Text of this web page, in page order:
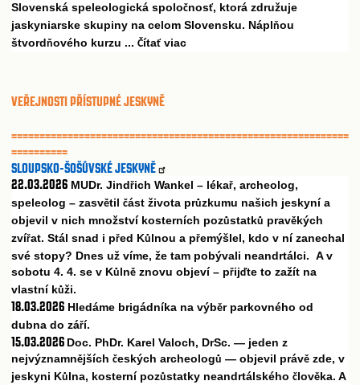
Slovenská speleologická spoločnosť, ktorá združuje
jaskyniarske skupiny na celom Slovensku. Náplňou
štvordňového kurzu ... Čítaťviac
VEŘEJNOSTI PŘÍSTUPNÉ JESKYNĚ
============================================================
==========
SLOUPSKO-ŠOŠŮVSKÉ JESKYNĚ
22.03.2026 MUDr. Jindřich Wankel – lékař, archeolog,
speleolog – zasvětil část života průzkumu našich jeskyní a
objevil v nich množství kosterních pozůstatků pravěkých
zvířat. Stál snad i před Kůlnou a přemýšlel, kdo v ní zanechal
své stopy? Dnes už víme, že tam pobývali neandrtálci. A v
sobotu 4. 4. se v Kůlně znovu objeví – přijďte to zažít na
vlastní kůži.
18.03.2026 Hledáme brigádníka na výběr parkovného od
dubna do září.
15.03.2026 Doc. PhDr. Karel Valoch, DrSc. — jeden z
nejvýznamnějších českých archeologů — objevil právě zde, v
jeskyni Kůlna, kosterní pozůstatky neandrtálského člověka. A